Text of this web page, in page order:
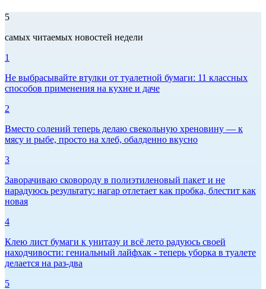
5
самых читаемых новостей недели
1
Не выбрасывайте втулки от туалетной бумаги: 11 классных
способов применения на кухне и даче
2
Вместо солений теперь делаю свекольную хреновину — к
мясу и рыбе, просто на хлеб, обалденно вкусно
3
Заворачиваю сковороду в полиэтиленовый пакет и не
нарадуюсь результату: нагар отлетает как пробка, блестит как
новая
4
Клею лист бумаги к унитазу и всё лето радуюсь своей
находчивости: гениальный лайфхак - теперь уборка в туалете
делается на раз-два
5